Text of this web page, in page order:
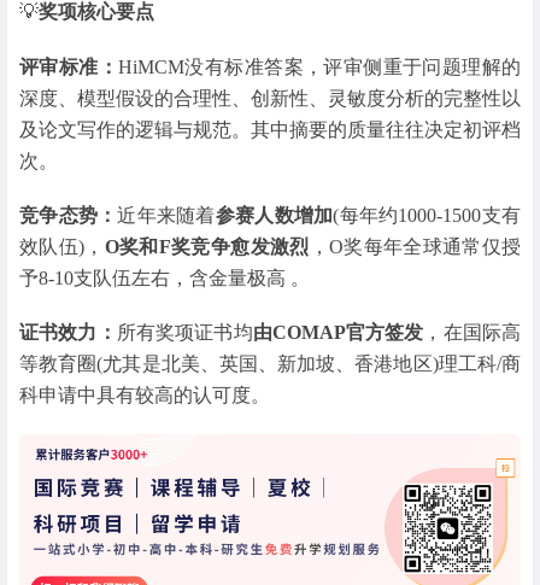
💡奖项核心要点
评审标准：HiMCM没有标准答案，评审侧重于问题理解的
深度、模型假设的合理性、创新性、灵敏度分析的完整性以
及论文写作的逻辑与规范。其中摘要的质量往往决定初评档
次。
竞争态势：近年来随着参赛人数增加(每年约1000-1500支有
效队伍)， O奖和F奖竞争愈发激烈 ，O奖每年全球通常仅授
予8-10支队伍左右，含金量极高 。
证书效力： 所有奖项证书均由COMAP官方签发 ，在国际高
等教育圈(尤其是北美、英国、新加坡、香港地区)理工科/商
科申请中具有较高的认可度。